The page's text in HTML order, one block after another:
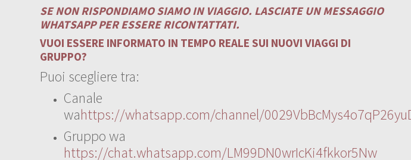
SE NON RISPONDIAMO SIAMO IN VIAGGIO. LASCIATE UN MESSAGGIO
WHATSAPP PER ESSERE RICONTATTATI.
VUOI ESSERE INFORMATO IN TEMPO REALE SUI NUOVI VIAGGI DI
GRUPPO?
Puoi scegliere tra:
Canale
wahttps://whatsapp.com/channel/
Gruppo wa
https://chat.whatsapp.com/LM99DN0wrIcKi4fkkor5Nw